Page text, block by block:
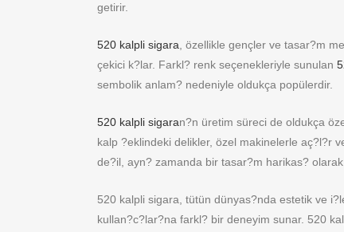
getirir.
520 kalpli sigara , özellikle gençler ve tasar?m
çekici k?lar. Farkl? renk seçenekleriyle sunulan
sembolik anlam? nedeniyle oldukça popülerdir.
520 kalpli sigaran?n üretim süreci de oldukça
kalp ?eklindeki delikler, özel makinelerle aç?l?r
de?il, ayn? zamanda bir tasar?m harikas?
520 kalpli sigara, tütün dünyas?nda estetik ve
kullan?c?lar?na farkl? bir deneyim sunar. 520